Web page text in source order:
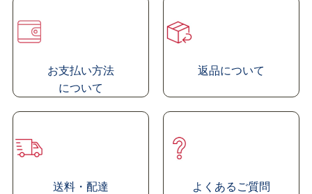
ので、飲み物に入れたり、ヨーグルトにかけたりしてお
召し上がり下さい
お支払い方法
について
返品について
送料・配達
よくあるご質問